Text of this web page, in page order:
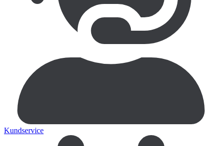
Kundservice